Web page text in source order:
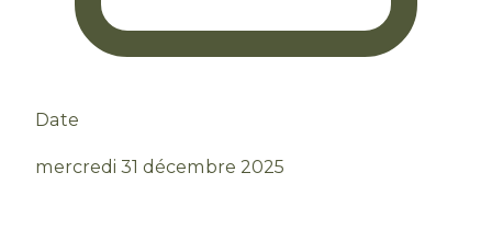
Date
mercredi 31 décembre 2025